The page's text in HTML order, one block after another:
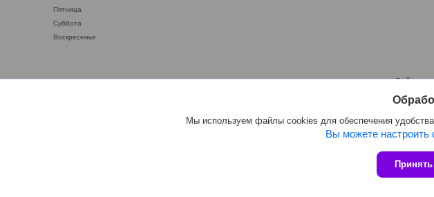
Пятница
Суббота
Воскресенье
Сайт
Политика
Мы используем файлы cookies для обеспечения
Вы можете
МАГАЗИН